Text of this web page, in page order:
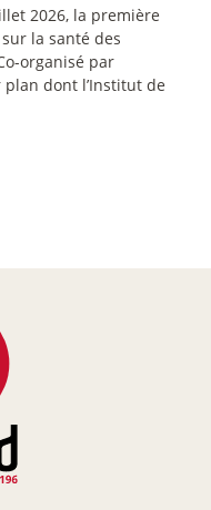
2026, la première
la santé des
organisé par
dont l’Institut de